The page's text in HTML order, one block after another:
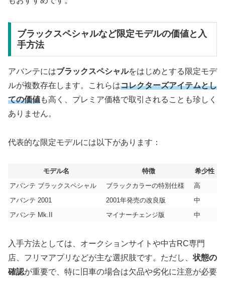
ブラックスペシャルなど限定モデルの価値と入
手方法
アバンテにはブラックスペシャルをはじめとする限定モデ
ルが複数存在します。これらはコレクターズアイテムとし
ての価値も高く、プレミア価格で取引されることも珍しく
ありません。
代表的な限定モデルには以下があります：
モデル名 特徴
希少性
アバンテ ブラックスペシャル
ブラックカラーの特別仕様
高
アバンテ 2001
2001年発売の改良版
中
アバンテ Mk.II
マイナーチェンジ版 中
入手方法としては、オークションサイトや中古RC専門
店、フリマアプリなどが主な選択肢です。ただし、状態の
確認が重要で、特に旧車の場合は欠品や劣化に注意が必要